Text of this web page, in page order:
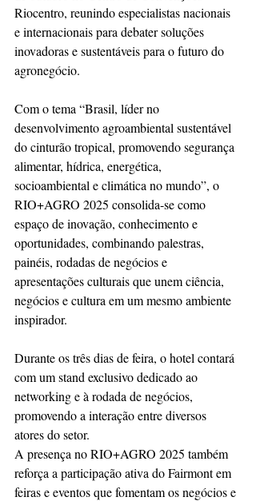
Riocentro, reunindo especialistas nacionais
e internacionais para debater soluções
inovadoras e sustentáveis para o futuro do
agronegócio.
Com o tema “Brasil, líder no
desenvolvimento agroambiental sustentável
do cinturão tropical, promovendo segurança
alimentar, hídrica, energética,
socioambiental e climática no mundo”, o
RIO+AGRO 2025 consolida-se como
espaço de inovação, conhecimento e
oportunidades, combinando palestras,
painéis, rodadas de negócios e
apresentações culturais que unem ciência,
negócios e cultura em um mesmo ambiente
inspirador.
Durante os três dias de feira, o hotel contará
com um stand exclusivo dedicado ao
networking e à rodada de negócios,
promovendo a interação entre diversos
atores do setor.
A presença no RIO+AGRO 2025 também
reforça a participação ativa do Fairmont em
feiras e eventos que fomentam os negócios e